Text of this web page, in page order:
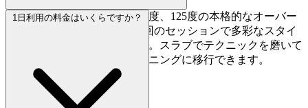
95度の垂直壁から105度、110度、125度の本格的なオーバー
ハングまで揃っています。1回のセッションで多彩なスタイ
ルのトレーニングが可能です。スラブでテクニックを磨いて
から、急傾斜でパワートレーニングに移行できます。
1日利用の料金はいくらですか？